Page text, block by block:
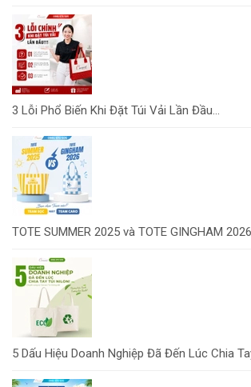
3 Lỗi Phổ Biến Khi Đặt Túi Vải Lần Đầu...
TOTE SUMMER 2025 và TOTE GINGHAM
5 Dấu Hiệu Doanh Nghiệp Đã Đến Lúc Chia